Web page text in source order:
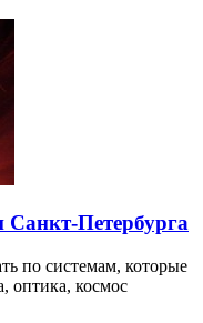
Санкт-Петербурга
по системам, которые
оптика, космос